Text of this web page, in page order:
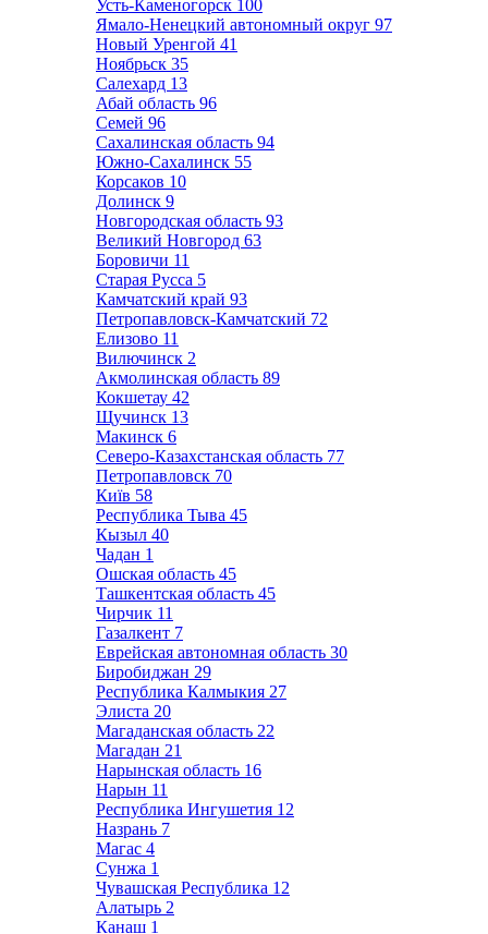
Усть-Каменогорск 100
Ямало-Ненецкий автономный округ 97
Новый Уренгой 41
Ноябрьск 35
Салехард 13
Абай область 96
Семей 96
Сахалинская область 94
Южно-Сахалинск 55
Корсаков 10
Долинск 9
Новгородская область 93
Великий Новгород 63
Боровичи 11
Старая Русса 5
Камчатский край 93
Петропавловск-Камчатский 72
Елизово 11
Вилючинск 2
Акмолинская область 89
Кокшетау 42
Щучинск 13
Макинск 6
Северо-Казахстанская область 77
Петропавловск 70
Київ 58
Республика Тыва 45
Кызыл 40
Чадан 1
Ошская область 45
Ташкентская область 45
Чирчик 11
Газалкент 7
Еврейская автономная область 30
Биробиджан 29
Республика Калмыкия 27
Элиста 20
Магаданская область 22
Магадан 21
Нарынская область 16
Нарын 11
Республика Ингушетия 12
Назрань 7
Магас 4
Сунжа 1
Чувашская Республика 12
Алатырь 2
Канаш 1